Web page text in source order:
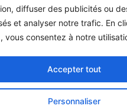
diffuser des publicités ou
et analyser notre trafic. En
vous consentez à notre
Personnaliser
Accepter tout